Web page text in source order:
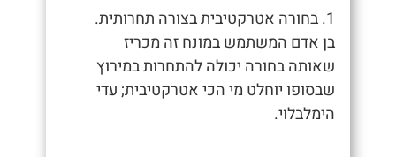
1. בחורה אטרקטיבית בצורה תחרותית.
בן אדם המשתמש במונח זה מכריז
שאותה בחורה יכולה להתחרות במירוץ
שבסופו יוחלט מי הכי אטרקטיבית; עדי
הימלבלוי.